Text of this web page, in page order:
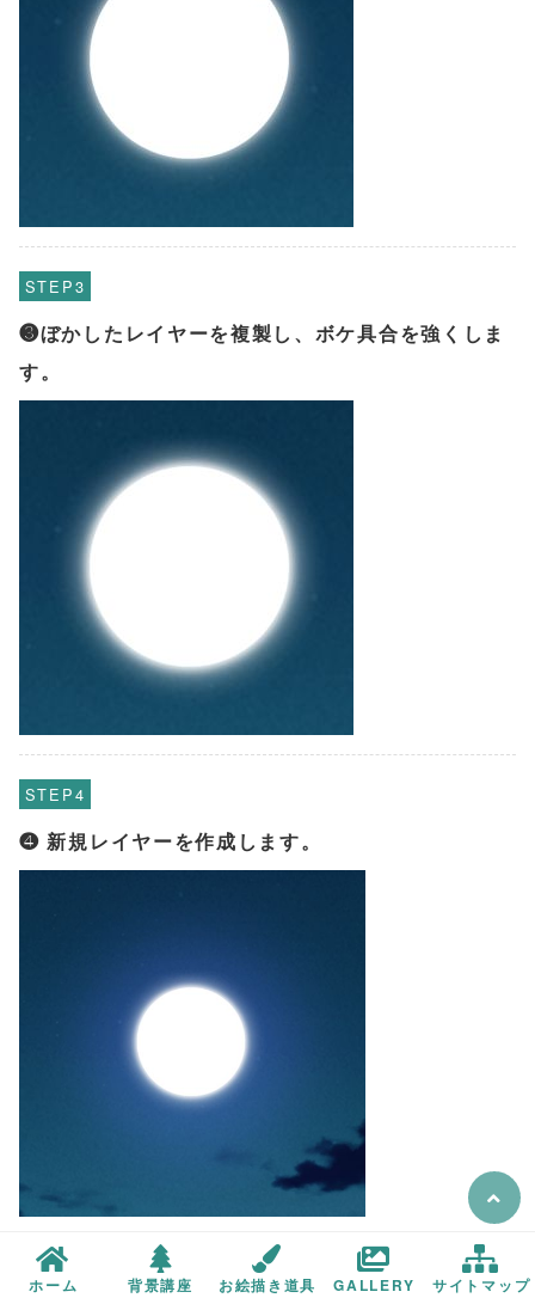
STEP
❸ぼかしたレイヤーを複製し、ボケ具合を強くしま
す。
STEP
❹ 新規レイヤーを作成します。
青い色（R50、G50、B150）を選択し、ボケ足最大
ホーム 背景講座 お絵描き道具 GALLERY サイトマップ